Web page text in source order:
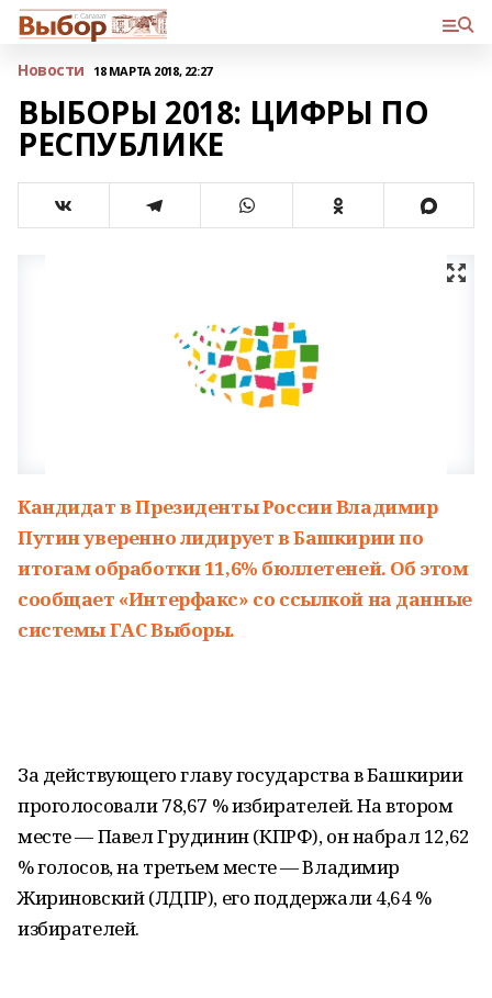
Новости 18 МАРТА 2018, 22:27
ВЫБОРЫ 2018: ЦИФРЫ ПО
РЕСПУБЛИКЕ
Кандидат в Президенты России Владимир
Путин уверенно лидирует в Башкирии по
итогам обработки 11,6% бюллетеней. Об этом
сообщает «Интерфакс» со ссылкой на данные
системы ГАС Выборы.
За действующего главу государства в Башкирии
проголосовали 78,67 % избирателей. На втором
месте — Павел Грудинин (КПРФ), он набрал 12,62
% голосов, на третьем месте — Владимир
Жириновский (ЛДПР), его поддержали 4,64 %
избирателей.